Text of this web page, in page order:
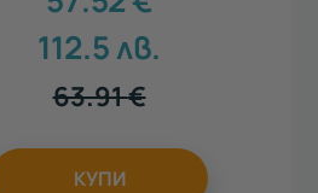
112.5лв.
63.91€
КУПИ